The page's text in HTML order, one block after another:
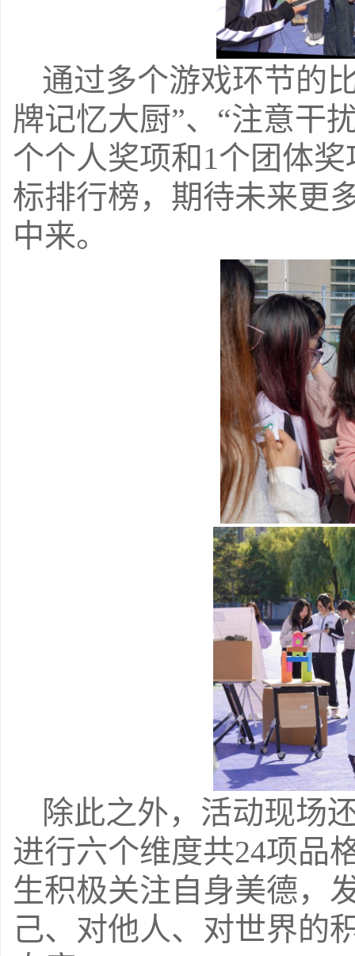
通过多个游戏环节的
牌记忆大厨”、“注意干
个个人奖项和 1个团体
标排行榜，期待未来更
中来。
除此之外，活动现场
进行六个维度共24项品
生积极关注自身美德，
己、对他人、对世界的